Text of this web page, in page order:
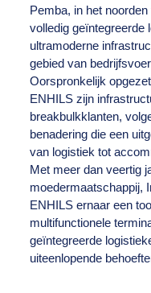
Pemba, in het
volledig geïntegreerde
ultramoderne
gebied van
Oorspronkelijk
ENHILS zijn
breakbulkklanten,
benadering die een
van logistiek tot
Met meer dan veertig
moedermaatschappij,
ENHILS ernaar een
multifunctionele
geïntegreerde
uiteenlopende